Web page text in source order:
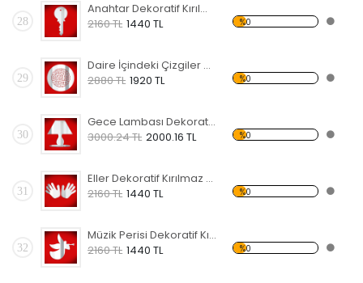
28
Anahtar Dekoratif Kırılmaz Ayna
2160 TL 1440 TL %0
29
Daire İçindeki Çizgiler Dekoratif Kırılmaz Ayna
2880 TL 1920 TL %0
30
Gece Lambası Dekoratif Kırılmaz Ayna
3000.24 TL 2000.16 TL %0
31
Eller Dekoratif Kırılmaz Ayna
2160 TL 1440 TL %0
32
Müzik Perisi Dekoratif Kırılmaz Ayna
2160 TL 1440 TL %0